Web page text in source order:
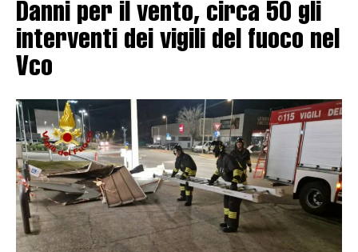
Danni per il vento, circa 50 gli
interventi dei vigili del fuoco nel
Vco